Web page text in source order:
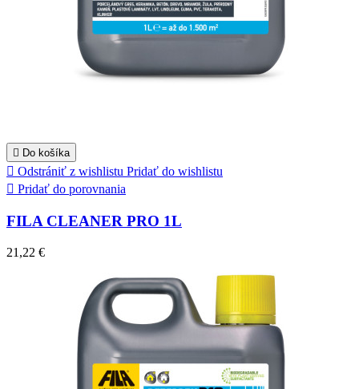
 Do košíka
 Odstrániť z wishlistu Pridať do wishlistu
 Pridať do porovnania
FILA CLEANER PRO 1L
21,22 €